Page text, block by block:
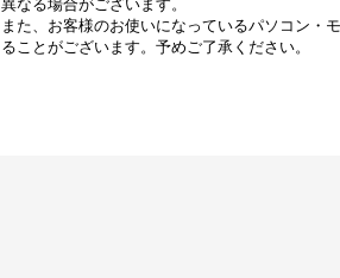
異なる場合がございます。
また、お客様のお使いになっているパソコン・
ることがございます。予めご了承ください。